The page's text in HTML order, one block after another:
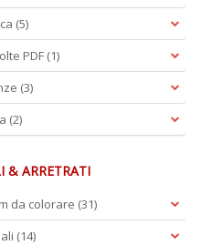
(5)
PDF (1)
(3)
(2)
& ARRETRATI
da colorare (31)
(14)